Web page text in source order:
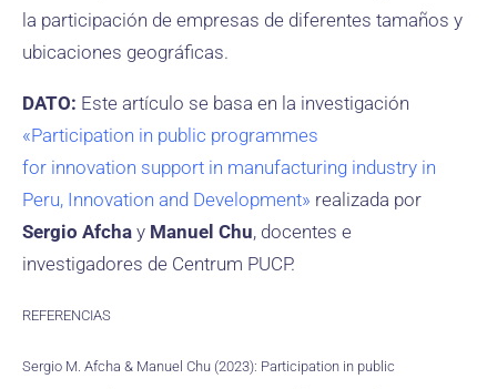
la participación de empresas de diferentes tamaños y
ubicaciones geográficas.
DATO: Este artículo se basa en la investigación
«Participation in public programmes
for innovation support in manufacturing industry in
Peru, Innovation and Development» realizada por
Sergio Afcha y Manuel Chu, docentes e
investigadores de Centrum PUCP.
REFERENCIAS
Sergio M. Afcha & Manuel Chu (2023): Participation in public